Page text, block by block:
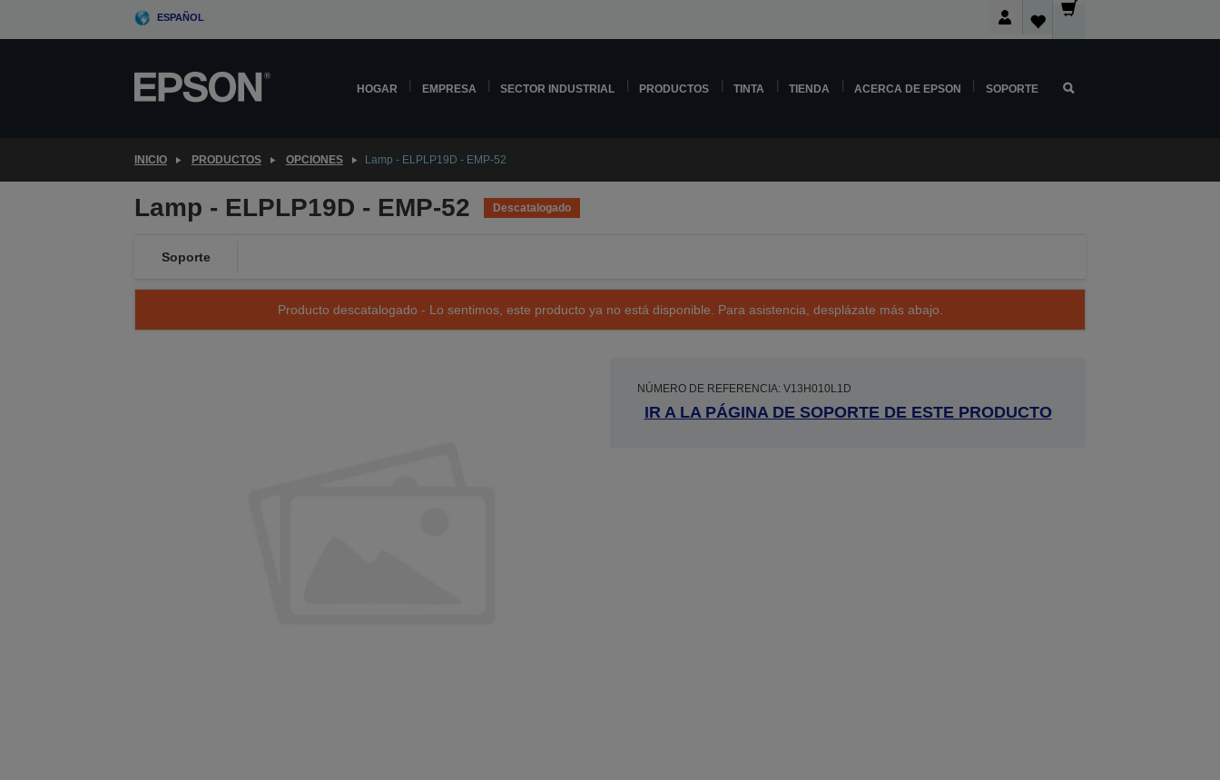
ESPAÑOL
HOGAR EMPRESA SECTOR INDUSTRIAL PRODUCTOS TINTA TIENDA ACERCA DE EPSON SOPORTE
INICIO PRODUCTOS OPCIONES Lamp - ELPLP19D - EMP-52
Lamp - ELPLP19D - EMP-52 Descatalogado
Soporte
Producto descatalogado - Lo sentimos, este producto ya no está disponible. Para asistencia, desplázate más abajo.
NÚMERO DE REFERENCIA: V13H010L1D
IR A LA PÁGINA DE SOPORTE DE ESTE PRODUCTO